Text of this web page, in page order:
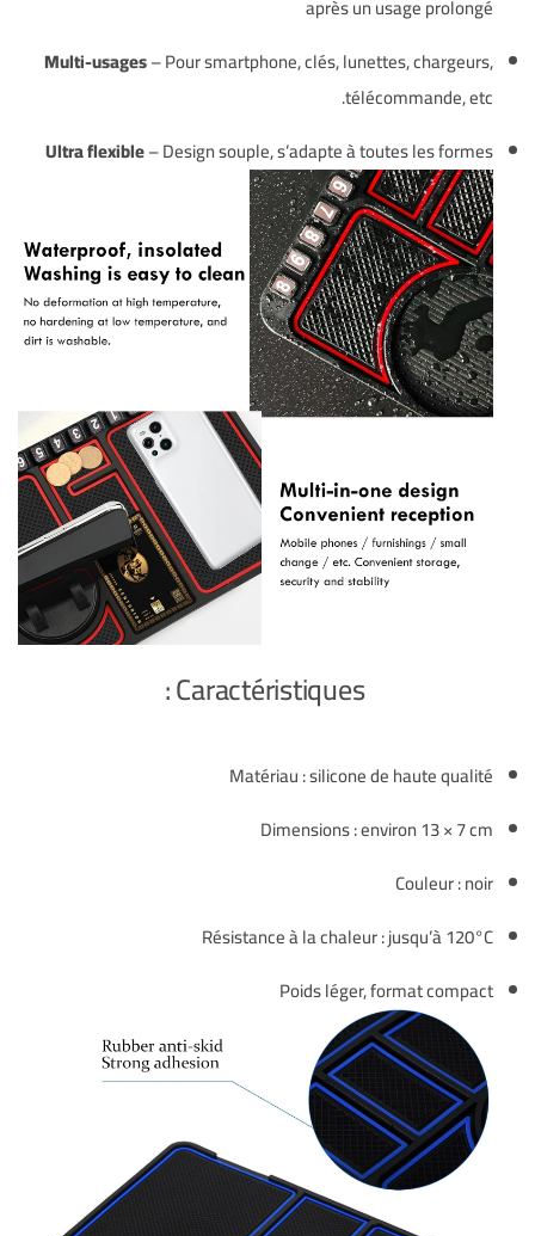
après un usage prolongé
Multi-usages– Pour smartphone, clés, lunettes, chargeurs,
télécommande, etc.
Ultra flexible– Design souple, s’adapte à toutes les formes
Caractéristiques :
Matériau : silicone de haute qualité
Dimensions : environ 13 × 7 cm
Couleur : noir
Résistance à la chaleur : jusqu’à 120°C
Poids léger, format compact